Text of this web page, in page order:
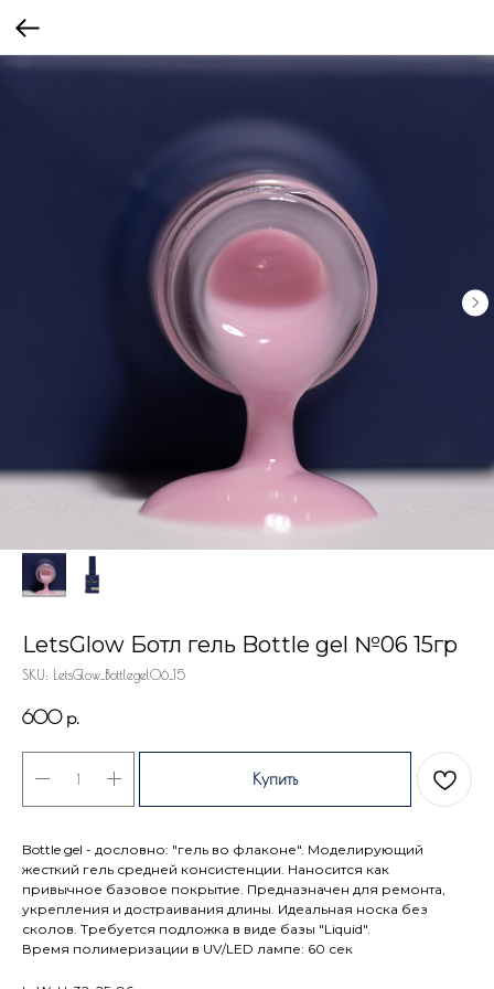
LetsGlow Ботл гель Bottle gel №06 15гр
SKU: LetsGlow_Bottlegel06_15
600 р.
Купить
Bottle gel - дословно: "гель во флаконе". Моделирующий
жесткий гель средней консистенции. Наносится как
привычное базовое покрытие. Предназначен для ремонта,
укрепления и достраивания длины. Идеальная носка без
сколов. Требуется подложка в виде базы "Liquid".
Время полимеризации в UV/LED лампе: 60 сек